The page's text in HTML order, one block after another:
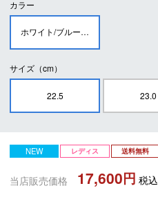
カラー
ホワイト/ブルーカモ
サイズ（cm）
22.5 23.0
NEW レディス 送料無料
当店販売価格 17,600
税込